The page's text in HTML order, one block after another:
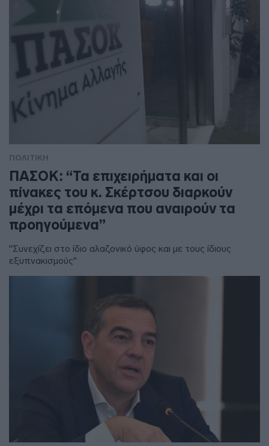
ΠΟΛΙΤΙΚΗ
ΠΑΣΟΚ: “Τα επιχειρήματα και οι
πίνακες του κ. Σκέρτσου διαρκούν
μέχρι τα επόμενα που αναιρούν τα
προηγούμενα”
"Συνεχίζει στο ίδιο αλαζονικό ύφος και με τους ίδιους
εξυπνακισμούς"